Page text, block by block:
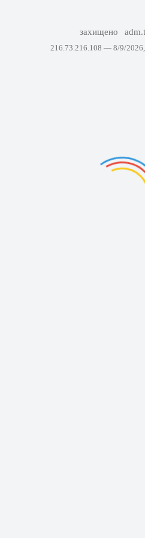
захищено
216.73.216.108 — 8/9/